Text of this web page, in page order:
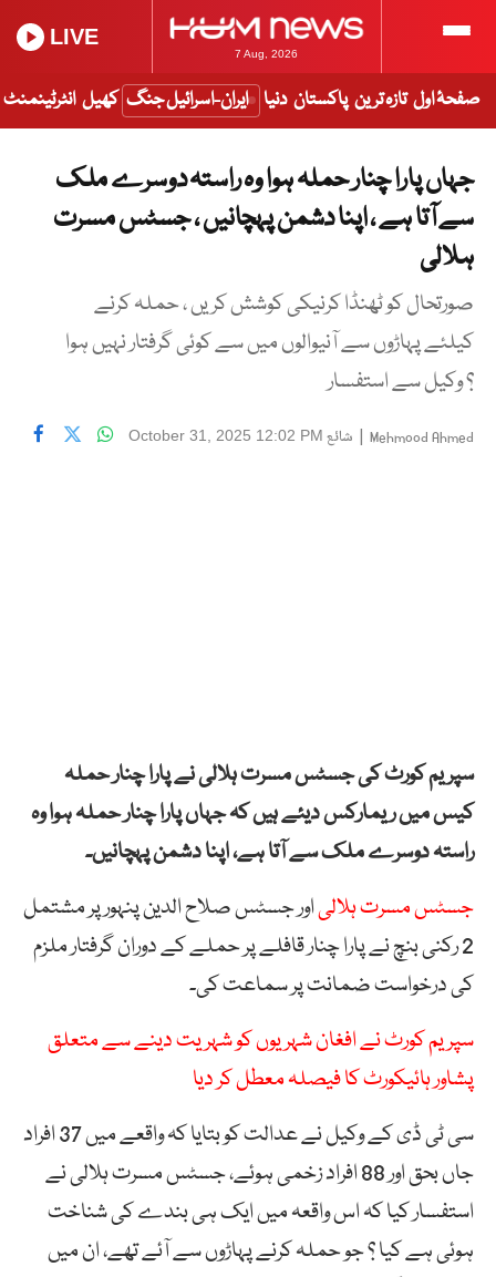
7 Aug, 2026
LIVE
صفحۂ اول تازہ ترین پاکستان دنیا ایران-اسرائیل جنگ کھیل انٹرٹینمنٹ
جہاں پارا چنار حملہ ہوا وہ راستہ دوسرے ملک
سے آتا ہے ، اپنا دشمن پہچانیں ، جسٹس مسرت
ہلالی
صورتحال کو ٹھنڈا کرنیکی کوشش کریں ، حملہ کرنے
کیلئے پہاڑوں سے آنیوالوں میں سے کوئی گرفتار نہیں ہوا
؟ وکیل سے استفسار
Mehmood Ahmed
| شائع October 31, 2025 12:02 PM
سپریم کورٹ کی جسٹس مسرت ہلالی نے پارا چنار حملہ
کیس میں ریمارکس دیئے ہیں کہ جہاں پارا چنار حملہ ہوا وہ
راستہ دوسرے ملک سے آتا ہے، اپنا دشمن پہچانیں۔
جسٹس مسرت ہلالیاور جسٹس صلاح الدین پنہور پر مشتمل
2 رکنی بنچ نے پارا چنار قافلے پر حملے کے دوران گرفتار ملزم
کی درخواست ضمانت پر سماعت کی۔
سپریم کورٹ نے افغان شہریوں کو شہریت دینے سے متعلق
پشاور ہائیکورٹ کا فیصلہ معطل کر دیا
سی ٹی ڈی کے وکیل نے عدالت کو بتایا کہ واقعے میں 37 افراد
جاں بحق اور 88 افراد زخمی ہوئے، جسٹس مسرت ہلالی نے
استفسار کیا کہ اس واقعہ میں ایک ہی بندے کی شناخت
ہوئی ہے کیا ؟ جو حملہ کرنے پہاڑوں سے آئے تھے، ان میں